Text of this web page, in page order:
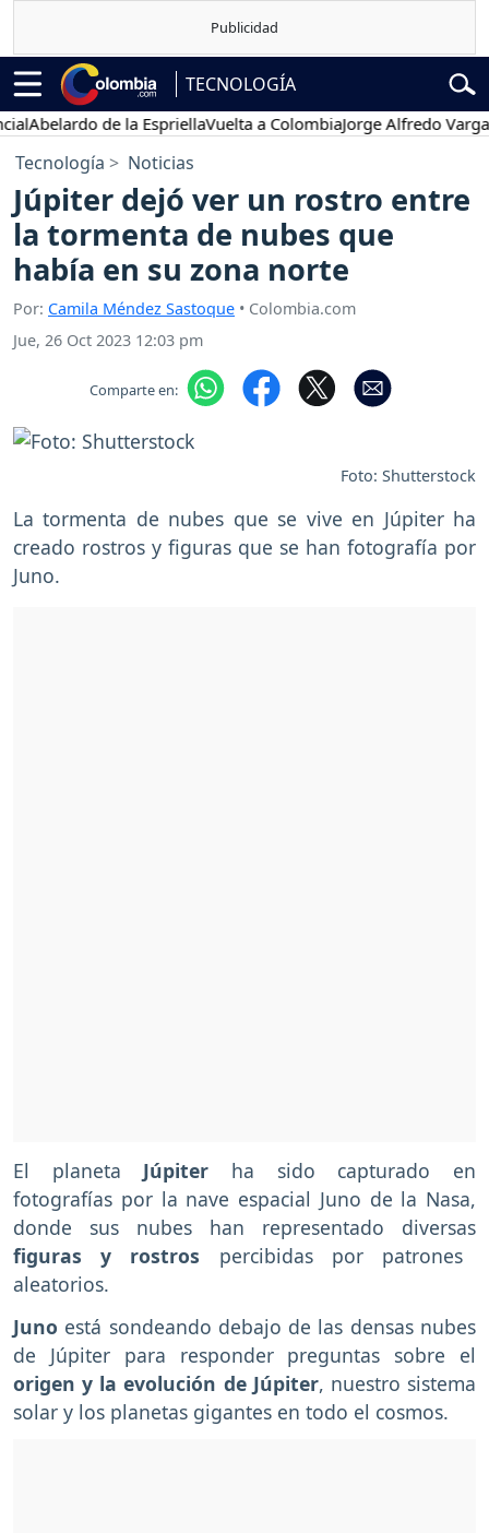
TECNOLOGÍA
de la EspriellaVuelta a ColombiaJorge Alfredo Vargas
Tecnología Noticias
Júpiter dejó ver un rostro entre
la tormenta de nubes que
había en su zona norte
Por: Camila Méndez Sastoque • Colombia.com
Jue, 26 Oct 2023 12:03 pm
Comparte en:
Foto: Shutterstock
La tormenta de nubes que se vive en Júpiter ha
creado rostros y figuras que se han fotografía por
Juno.
El planeta Júpiter ha sido capturado en
fotografías por la nave espacial Juno de la Nasa,
donde sus nubes han representado diversas
figuras y rostros percibidas por patrones
aleatorios.
Juno está sondeando debajo de las densas nubes
de Júpiter para responder preguntas sobre el
origen y la evolución de Júpiter, nuestro sistema
solar y los planetas gigantes en todo el cosmos.